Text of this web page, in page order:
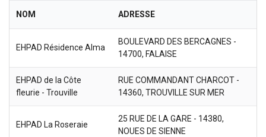
NOM ADRESSE
EHPAD Résidence Alma
BOULEVARD DES BERCAGNES -
14700, FALAISE
EHPAD de la Côte
fleurie - Trouville
RUE COMMANDANT CHARCOT -
14360, TROUVILLE SUR MER
EHPAD La Roseraie
25 RUE DE LA GARE - 14380,
NOUES DE SIENNE